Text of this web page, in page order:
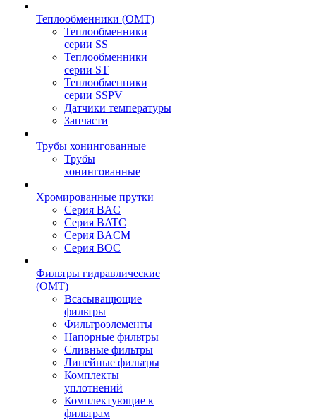
Теплообменники (OMT)
Теплообменники
серии SS
Теплообменники
серии ST
Теплообменники
серии SSPV
Датчики температуры
Запчасти
Трубы хонингованные
Трубы
хонингованные
Хромированные прутки
Серия BAC
Серия BATC
Серия BACM
Серия BOC
Фильтры гидравлические
(OMT)
Всасыващющие
фильтры
Фильтроэлементы
Напорные фильтры
Сливные фильтры
Линейные фильтры
Комплекты
уплотнений
Комплектующие к
фильтрам